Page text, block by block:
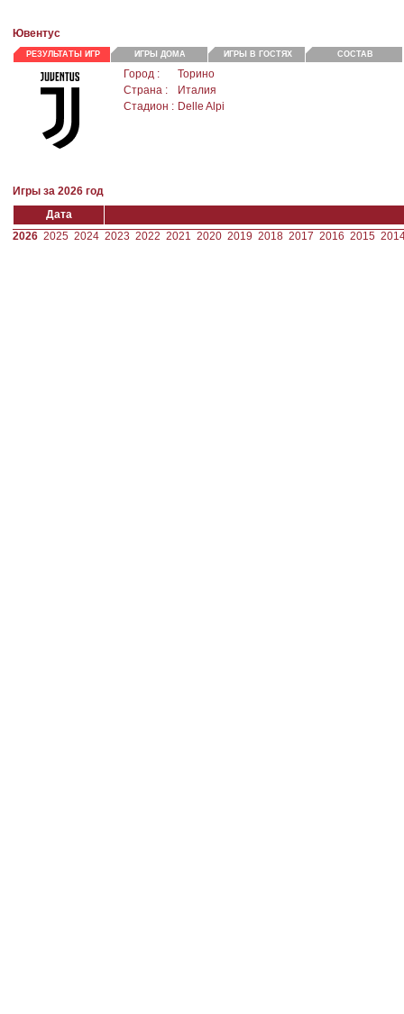
Ювентус
РЕЗУЛЬТАТЫ ИГР ИГРЫ ДОМА ИГРЫ В ГОСТЯХ СОСТАВ
Город :
Торино
Страна :
Италия
Стадион : Delle Alpi
Игры за 2026 год
Дата
2026 2025 2024 2023 2022 2021 2020 2019 2018 2017 2016 2015